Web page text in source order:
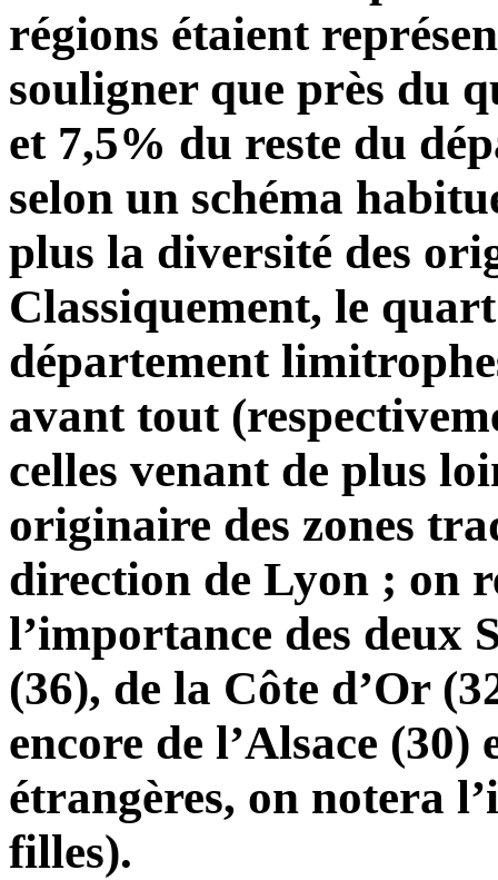
régions étaient
souligner que près du
et 7,5% du reste du
selon un schéma
plus la diversité des
Classiquement, le
département
avant tout
celles venant de plus
originaire des zones
direction de Lyon ; on
l’importance des deux
(36), de la Côte d’Or
encore de l’Alsace
étrangères, on notera
filles).